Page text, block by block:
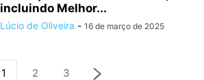
incluindo Melhor...
Lúcio de Oliveira - 16 de março de 2025
1 2 3